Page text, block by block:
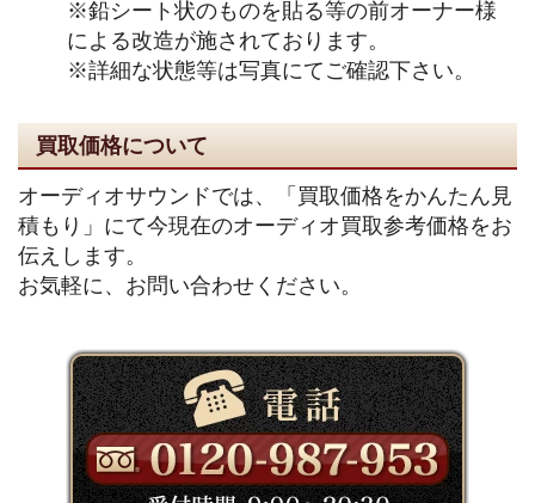
※鉛シート状のものを貼る等の前オーナー様
による改造が施されております。
※詳細な状態等は写真にてご確認下さい。
買取価格について
オーディオサウンドでは、「買取価格をかんたん見
積もり」にて今現在のオーディオ買取参考価格をお
伝えします。
お気軽に、お問い合わせください。